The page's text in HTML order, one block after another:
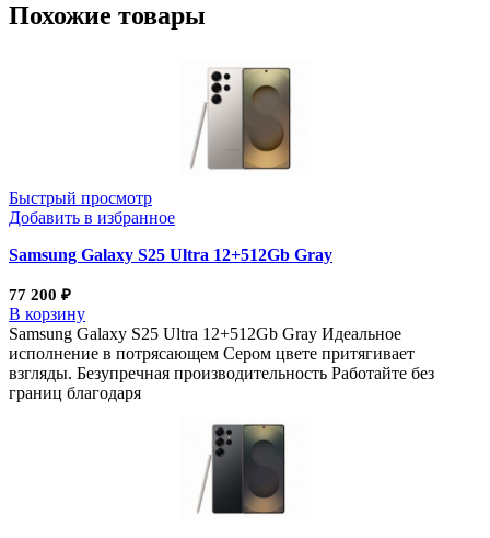
Похожие товары
Быстрый просмотр
Добавить в избранное
Samsung Galaxy S25 Ultra 12+512Gb Gray
77 200 ₽
В корзину
Samsung Galaxy S25 Ultra 12+512Gb Gray Идеальное
исполнение в потрясающем Сером цвете притягивает
взгляды. Безупречная производительность Работайте без
границ благодаря